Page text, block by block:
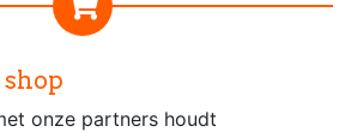
onze partners houdt